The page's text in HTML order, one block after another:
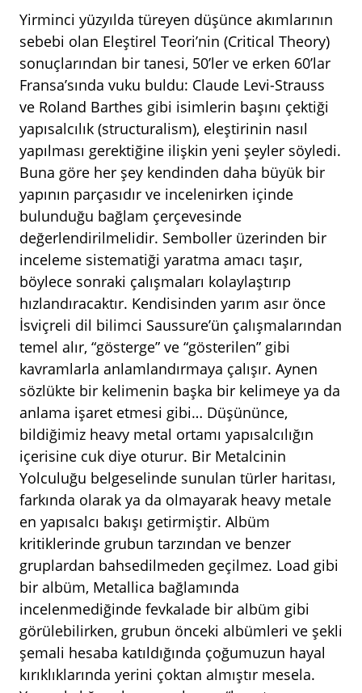
Yirminci yüzyılda türeyen düşünce akımlarının
sebebi olan Eleştirel Teori’nin (Critical Theory)
sonuçlarından bir tanesi, 50’ler ve erken 60’lar
Fransa’sında vuku buldu: Claude Levi-Strauss
ve Roland Barthes gibi isimlerin başını çektiği
yapısalcılık (structuralism), eleştirinin nasıl
yapılması gerektiğine ilişkin yeni şeyler söyledi.
Buna göre her şey kendinden daha büyük bir
yapının parçasıdır ve incelenirken içinde
bulunduğu bağlam çerçevesinde
değerlendirilmelidir. Semboller üzerinden bir
inceleme sistematiği yaratma amacı taşır,
böylece sonraki çalışmaları kolaylaştırıp
hızlandıracaktır. Kendisinden yarım asır önce
İsviçreli dil bilimci Saussure’ün çalışmalarından
temel alır, “gösterge” ve “gösterilen” gibi
kavramlarla anlamlandırmaya çalışır. Aynen
sözlükte bir kelimenin başka bir kelimeye ya da
anlama işaret etmesi gibi… Düşününce,
bildiğimiz heavy metal ortamı yapısalcılığın
içerisine cuk diye oturur. Bir Metalcinin
Yolculuğu belgeselinde sunulan türler haritası,
farkında olarak ya da olmayarak heavy metale
en yapısalcı bakışı getirmiştir. Albüm
kritiklerinde grubun tarzından ve benzer
gruplardan bahsedilmeden geçilmez. Load gibi
bir albüm, Metallica bağlamında
incelenmediğinde fevkalade bir albüm gibi
görülebilirken, grubun önceki albümleri ve şekli
şemali hesaba katıldığında çoğumuzun hayal
kırıklıklarında yerini çoktan almıştır mesela.